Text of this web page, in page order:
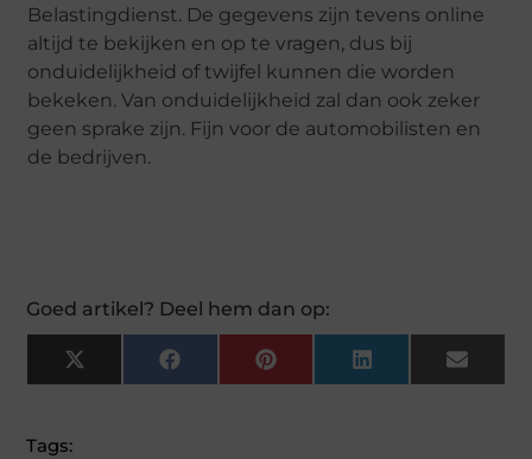
Belastingdienst. De gegevens zijn tevens online
altijd te bekijken en op te vragen, dus bij
onduidelijkheid of twijfel kunnen die worden
bekeken. Van onduidelijkheid zal dan ook zeker
geen sprake zijn. Fijn voor de automobilisten en
de bedrijven.
Goed artikel? Deel hem dan op:
X
(
F
A
P
I
L
I
E
M
Tags: